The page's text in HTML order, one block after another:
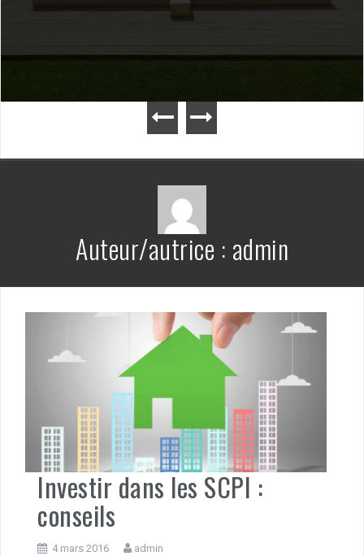
Auteur/autrice : admin
Investir dans les SCPI :
conseils
4 mars 2016 admin